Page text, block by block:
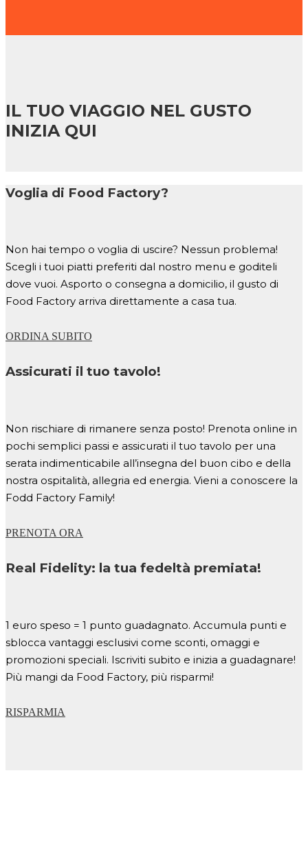
IL TUO VIAGGIO NEL GUSTO
INIZIA QUI
Voglia di Food Factory?
Non hai tempo o voglia di uscire? Nessun problema!
Scegli i tuoi piatti preferiti dal nostro menu e goditeli
dove vuoi. Asporto o consegna a domicilio, il gusto di
Food Factory arriva direttamente a casa tua.
ORDINA SUBITO
Assicurati il tuo tavolo!
Non rischiare di rimanere senza posto! Prenota online in
pochi semplici passi e assicurati il tuo tavolo per una
serata indimenticabile all’insegna del buon cibo e della
nostra ospitalità, allegria ed energia. Vieni a conoscere la
Fodd Factory Family!
PRENOTA ORA
Real Fidelity: la tua fedeltà premiata!
1 euro speso = 1 punto guadagnato. Accumula punti e
sblocca vantaggi esclusivi come sconti, omaggi e
promozioni speciali. Iscriviti subito e inizia a guadagnare!
Più mangi da Food Factory, più risparmi!
RISPARMIA